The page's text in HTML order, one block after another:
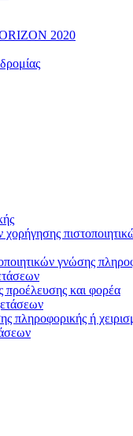
2020
γνώσης
προέλευσης και φορέα
πληροφορικής ή